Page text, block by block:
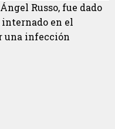
Russo, fue dado
internado en el
una infección